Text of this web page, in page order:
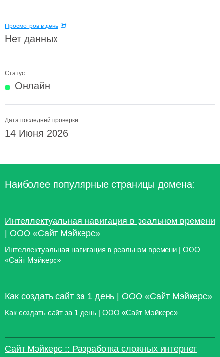
Просмотров в день
Нет данных
Статус:
Онлайн
Дата последней проверки:
14 Июня 2026
Наиболее популярные страницы домена:
Интеллектуальная навигация в реальном времени
| ООО «Сайт Мэйкерс»
Интеллектуальная навигация в реальном времени | ООО
«Сайт Мэйкерс»
Как создать сайт за 1 день | ООО «Сайт Мэйкерс»
Как создать сайт за 1 день | ООО «Сайт Мэйкерс»
Сайт Мэйкерс :: Разработка сложных интернет